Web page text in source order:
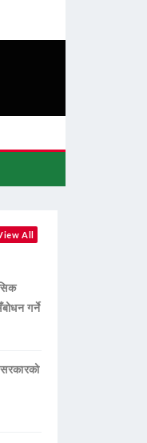
All
गर्ने
सरकारको